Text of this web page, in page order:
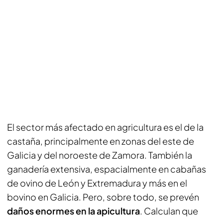
El sector más afectado en agricultura es el de la
castaña, principalmente en zonas del este de
Galicia y del noroeste de Zamora. También la
ganadería extensiva, espacialmente en cabañas
de ovino de León y Extremadura y más en el
bovino en Galicia. Pero, sobre todo, se prevén
daños enormes en la apicultura. Calculan que